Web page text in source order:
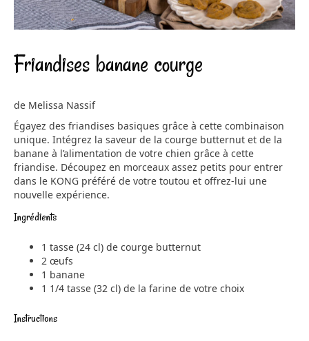
Friandises banane courge
de Melissa Nassif
Égayez des friandises basiques grâce à cette combinaison
unique. Intégrez la saveur de la courge butternut et de la
banane à l’alimentation de votre chien grâce à cette
friandise. Découpez en morceaux assez petits pour entrer
dans le KONG préféré de votre toutou et offrez-lui une
nouvelle expérience.
Ingrédients
1 tasse (24 cl) de courge butternut
2 œufs
1 banane
1 1/4 tasse (32 cl) de la farine de votre choix
Instructions